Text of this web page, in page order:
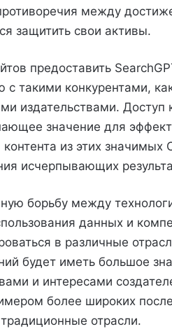
между
защитить свои активы.
предоставить
с такими конкурентами,
издательствами. Доступ
значение для
из этих
исчерпывающих
борьбу между
данных и
в различные
будет иметь большое
и интересами
более широких
отрасли.